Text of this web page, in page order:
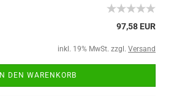
97,58 EUR
inkl. 19% MwSt. zzgl. Versand
IN DEN WARENKORB